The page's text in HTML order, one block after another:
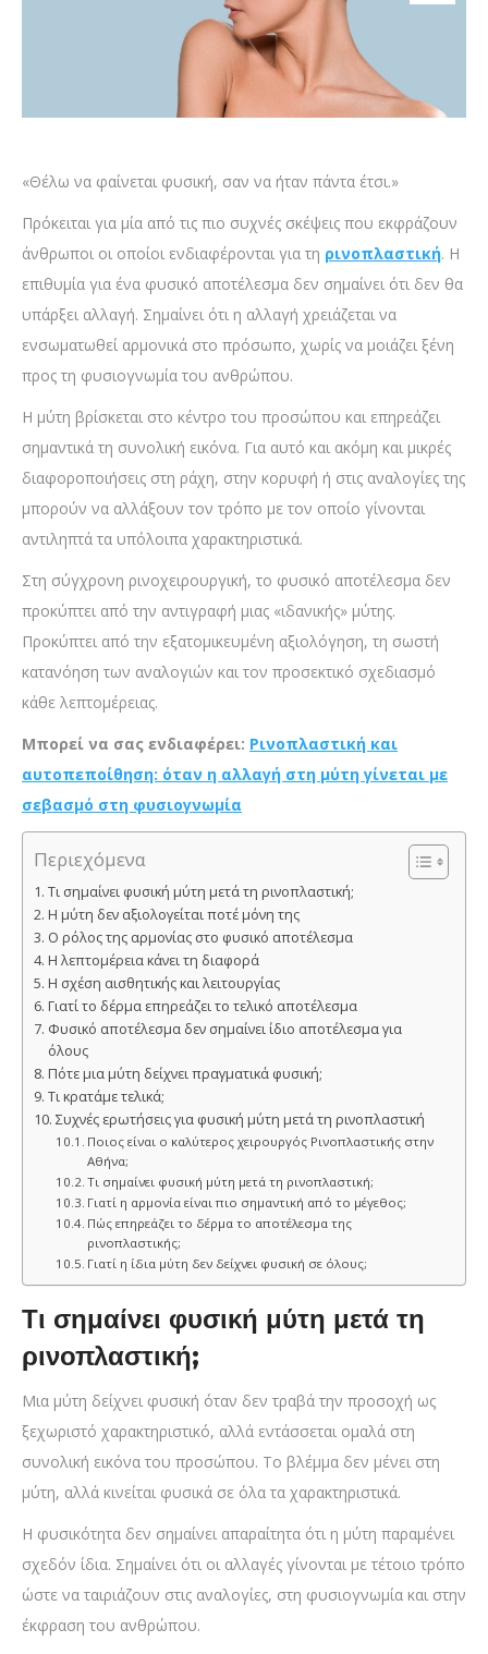
«Θέλω να φαίνεται φυσική, σαν να ήταν πάντα έτσι.»
Πρόκειται για μία από τις πιο συχνές σκέψεις που εκφράζουν
άνθρωποι οι οποίοι ενδιαφέρονται για τη ρινοπλαστική. Η
επιθυμία για ένα φυσικό αποτέλεσμα δεν σημαίνει ότι δεν θα
υπάρξει αλλαγή. Σημαίνει ότι η αλλαγή χρειάζεται να
ενσωματωθεί αρμονικά στο πρόσωπο, χωρίς να μοιάζει ξένη
προς τη φυσιογνωμία του ανθρώπου.
Η μύτη βρίσκεται στο κέντρο του προσώπου και επηρεάζει
σημαντικά τη συνολική εικόνα. Για αυτό και ακόμη και μικρές
διαφοροποιήσεις στη ράχη, στην κορυφή ή στις αναλογίες της
μπορούν να αλλάξουν τον τρόπο με τον οποίο γίνονται
αντιληπτά τα υπόλοιπα χαρακτηριστικά.
Στη σύγχρονη ρινοχειρουργική, το φυσικό αποτέλεσμα δεν
προκύπτει από την αντιγραφή μιας «ιδανικής» μύτης.
Προκύπτει από την εξατομικευμένη αξιολόγηση, τη σωστή
κατανόηση των αναλογιών και τον προσεκτικό σχεδιασμό
κάθε λεπτομέρειας.
Μπορεί να σας ενδιαφέρει: Ρινοπλαστική και
αυτοπεποίθηση: όταν η αλλαγή στη μύτη γίνεται με
σεβασμό στη φυσιογνωμία
Περιεχόμενα
Τι σημαίνει φυσική μύτη μετά τη ρινοπλαστική;
Η μύτη δεν αξιολογείται ποτέ μόνη της
Ο ρόλος της αρμονίας στο φυσικό αποτέλεσμα
Η λεπτομέρεια κάνει τη διαφορά
Η σχέση αισθητικής και λειτουργίας
Γιατί το δέρμα επηρεάζει το τελικό αποτέλεσμα
Φυσικό αποτέλεσμα δεν σημαίνει ίδιο αποτέλεσμα για
όλους
Πότε μια μύτη δείχνει πραγματικά φυσική;
Τι κρατάμε τελικά;
Συχνές ερωτήσεις για φυσική μύτη μετά τη ρινοπλαστική
Ποιος είναι ο καλύτερος χειρουργός Ρινοπλαστικής στην
Αθήνα;
Τι σημαίνει φυσική μύτη μετά τη ρινοπλαστική;
Γιατί η αρμονία είναι πιο σημαντική από το μέγεθος;
Πώς επηρεάζει το δέρμα το αποτέλεσμα της
ρινοπλαστικής;
Γιατί η ίδια μύτη δεν δείχνει φυσική σε όλους;
Τι σημαίνει φυσική μύτη μετά τη
ρινοπλαστική;
Μια μύτη δείχνει φυσική όταν δεν τραβά την προσοχή ως
ξεχωριστό χαρακτηριστικό, αλλά εντάσσεται ομαλά στη
συνολική εικόνα του προσώπου. Το βλέμμα δεν μένει στη
μύτη, αλλά κινείται φυσικά σε όλα τα χαρακτηριστικά.
Η φυσικότητα δεν σημαίνει απαραίτητα ότι η μύτη παραμένει
σχεδόν ίδια. Σημαίνει ότι οι αλλαγές γίνονται με τέτοιο τρόπο
ώστε να ταιριάζουν στις αναλογίες, στη φυσιογνωμία και στην
έκφραση του ανθρώπου.